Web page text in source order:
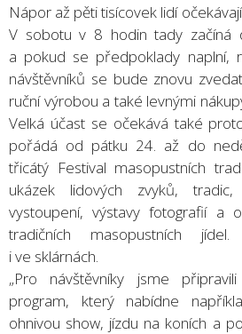
Nápor až pěti tisícovek lidí
V sobotu v 8 hodin tady začíná
a pokud se předpoklady naplní,
návštěvníků se bude znovu
ruční výrobou a také levnými
Velká účast se očekává také
pořádá od pátku 24. až do
třicátý Festival masopustních
ukázek lidových zvyků,
vystoupení, výstavy fotografií a
tradičních masopustních
i ve sklárnách.
„Pro návštěvníky jsme
program, který nabídne
ohnivou show, jízdu na koních a